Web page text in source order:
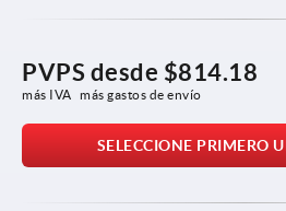
PVPS desde $814.18
más IVA más gastos de envío
SELECCIONE PRIMERO